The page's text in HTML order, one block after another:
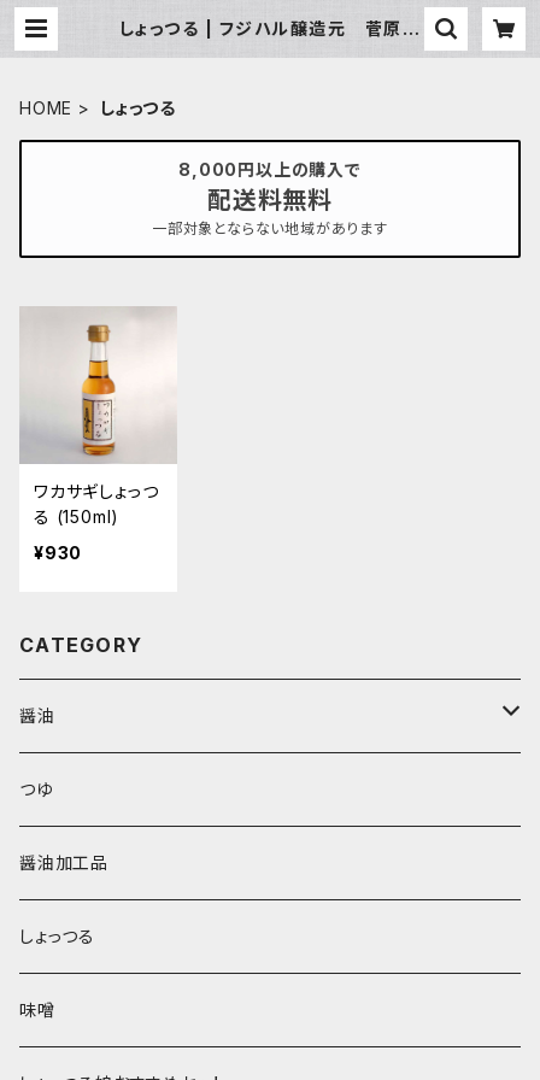
しょっつる | フジハル醸造元 菅原春
HOME しょっつる
8,000円以上の購入で
配送料無料
一部対象とならない地域があります
ワカサギしょっつ
る (150ml)
¥930
CATEGORY
醤油
鶴印醤油
本醸造醤油
つゆ
醤油加工品
しょっつる
味噌